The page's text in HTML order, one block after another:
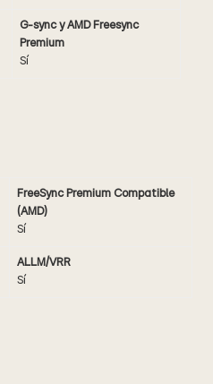
G-sync y AMD Freesync
Premium
Sí
FreeSync Premium Compatible
(AMD)
Sí
ALLM/VRR
Sí